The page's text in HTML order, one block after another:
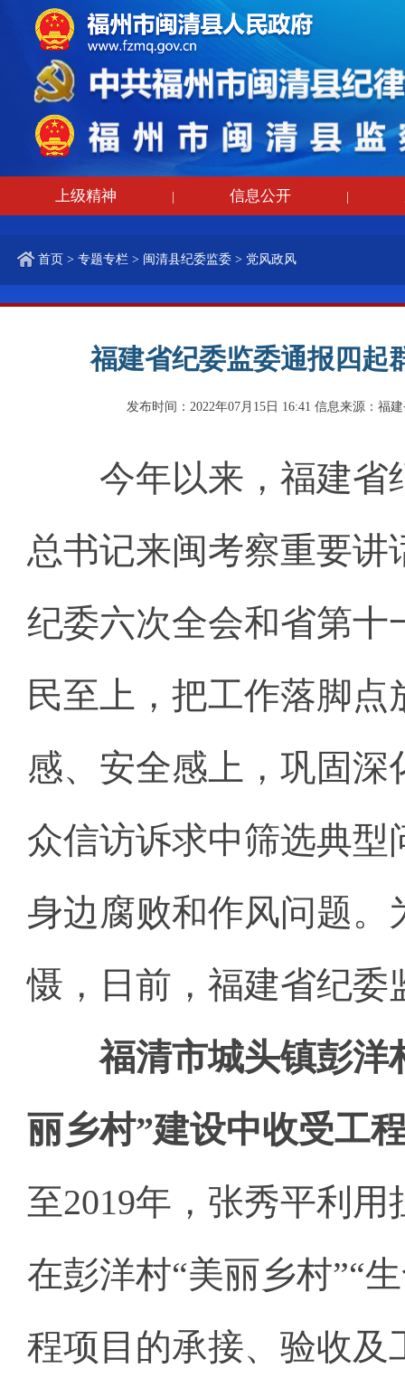
上级精神 信息公开
首页 > 专题专栏 > 闽清县纪委监委 > 党风政风
福建省纪委监委通报四起
发布时间：2022年07月15日 16:41 信息来源：福
今年以来，福建省
总书记来闽考察重要
纪委六次全会和省第十
民至上，把工作落脚
感、安全感上，巩固深
众信访诉求中筛选典
身边腐败和作风问题
慑，日前，福建省纪委
福清市城头镇彭洋
丽乡村”建设中收受工
至2019年，张秀平利
在彭洋村“美丽乡村”“
程项目的承接、验收及